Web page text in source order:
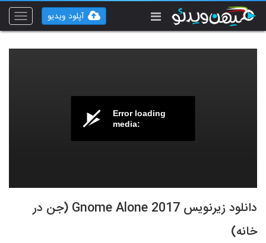
Toggle
آپلود ویدیو
Error loading
media:
دانلود زیرنویس Gnome Alone 2017 (جن در
خانه)